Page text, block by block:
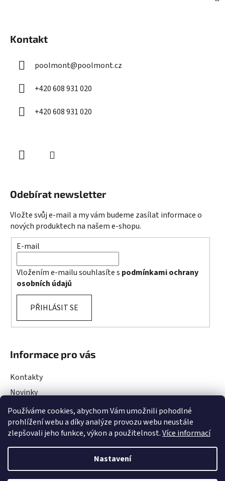
Používáme cookies, abychom Vám umožnili pohodlné
prohlížení webu a díky analýze provozu webu neustále
zlepšovali jeho funkce, výkon a použitelnost.Více informací
Nastavení
Kontakt
poolmont@poolmont.cz
+420 608 931 020
+420 608 931 020
Odebírat newsletter
Vložte svůj e-mail a my vám budeme zasílat informace o
nových produktech na našem e-shopu.
E-mail
Vložením e-mailu souhlasíte s podmínkami ochrany
osobních údajů
PŘIHLÁSIT SE
Informace pro vás
Kontakty
Novinky
Rady a Tipy
Obchodní podmínky
Podmínky ochrany osobních údajů